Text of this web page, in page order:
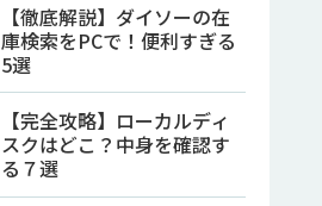
【徹底解説】ダイソーの在
庫検索をPCで！便利すぎる
5選
【完全攻略】ローカルディ
スクはどこ？中身を確認す
る７選